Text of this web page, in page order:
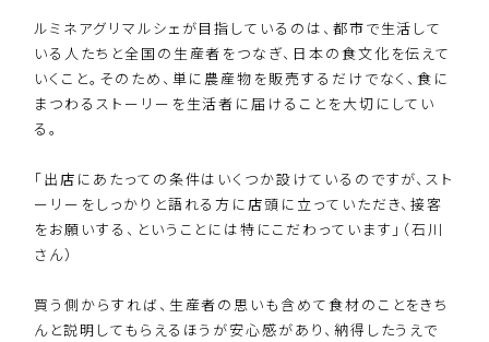
ルミネアグリマルシェが目指しているのは、都市で生活して
いる人たちと全国の生産者をつなぎ、日本の食文化を伝えて
いくこと。そのため、単に農産物を販売するだけでなく、食に
まつわるストーリーを生活者に届けることを大切にしてい
る。
「出店にあたっての条件はいくつか設けているのですが、スト
ーリーをしっかりと語れる方に店頭に立っていただき、接客
をお願いする、ということには特にこだわっています」（石川
さん）
買う側からすれば、生産者の思いも含めて食材のことをきち
んと説明してもらえるほうが安心感があり、納得したうえで